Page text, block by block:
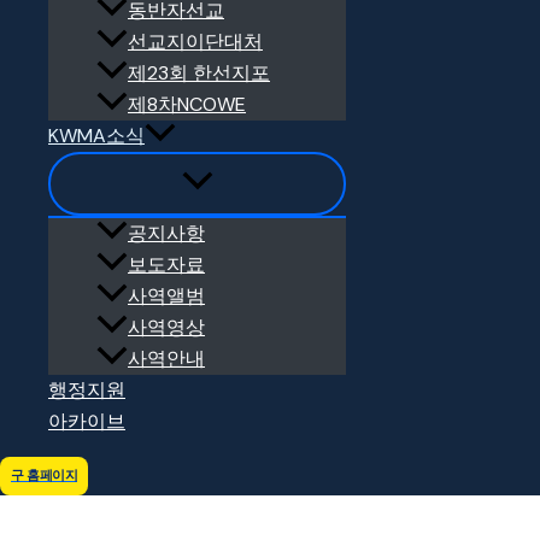
동반자선교
선교지이단대처
제23회 한선지포
제8차NCOWE
KWMA소식
공지사항
보도자료
사역앨범
사역영상
사역안내
행정지원
아카이브
구 홈페이지
[25.12.10] 2025년 KWMA 10대뉴스 기자간담회2025년 12월
[25.12.11] 바울선교회 김지웅 미디어실장, 공지혜 선교사, 강